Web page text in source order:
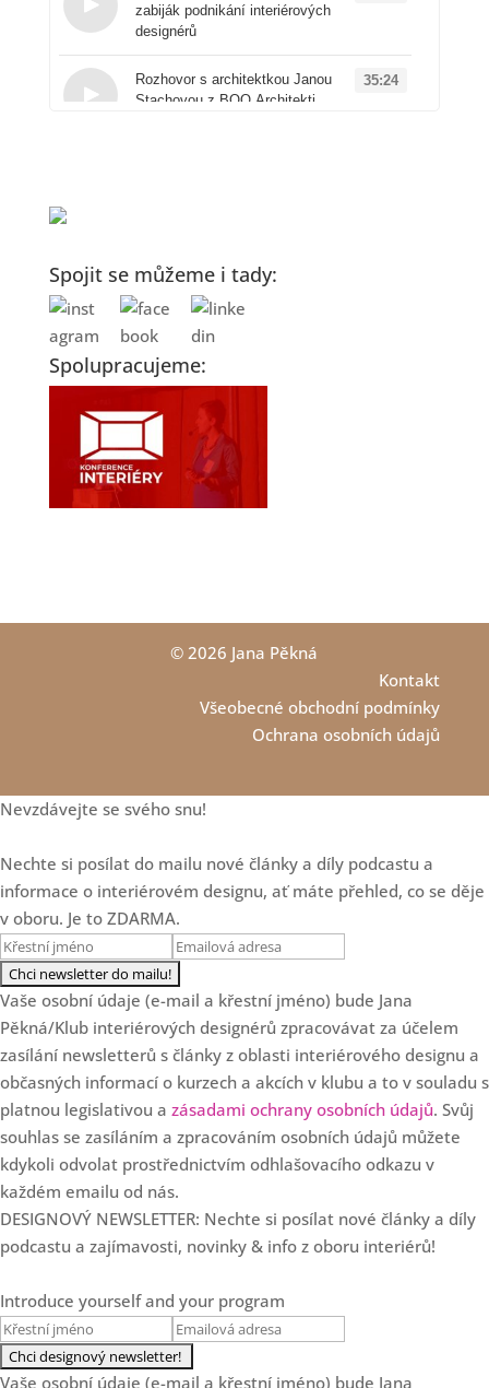
zabiják podnikání interiérových
designérů
Rozhovor s architektkou Janou
Stachovou z BOQ Architekti
35:24
Proč ji zřejmě používáte
špatně a jak to změnit
Loading...
Rychloobrátkový design
versus kvalitní projekty: Jakou
cestu si v podnikání
vyberete?
Loading...
Jak na dětské pokoje -
Pařízkovou
Jak navrhovat zodpovědně:
20:29
tajná zbraň pro úspěch v roce
Loading...
cenotvorbě designéra
Loading...
3 chyby v cenotvorbě
interiérových designérů
Loading...
SPECIÁL: Klub slaví 7.
narozeniny!
Loading...
36:57
Od květinových dekorací k
luxusním projektům s Danielou
35:37
5 zásadních důvodů, proč
Loading...
28:22
Ale co když se to okouká?
Aneb proč Češi nejsou v
interiérech odvážní a co s tím
Spojit se můžeme i tady:
Spolupracujeme:
© 2026 Jana Pěkná
Kontakt
Všeobecné obchodní podmínky
Ochrana osobních údajů
Nevzdávejte se svého snu!
Nechte si posílat do mailu nové články a díly podcastu a
informace o interiérovém designu, ať máte přehled, co se děje
v oboru. Je to ZDARMA.
Vaše osobní údaje (e-mail a křestní jméno) bude Jana
Pěkná/Klub interiérových designérů zpracovávat za účelem
zasílání newsletterů s články z oblasti interiérového designu a
občasných informací o kurzech a akcích v klubu a to v souladu s
platnou legislativou a zásadami ochrany osobních údajů. Svůj
souhlas se zasíláním a zpracováním osobních údajů můžete
kdykoli odvolat prostřednictvím odhlašovacího odkazu v
každém emailu od nás.
DESIGNOVÝ NEWSLETTER: Nechte si posílat nové články a díly
podcastu a zajímavosti, novinky & info z oboru interiérů!
Introduce yourself and your program
Vaše osobní údaje (e-mail a křestní jméno) bude Jana